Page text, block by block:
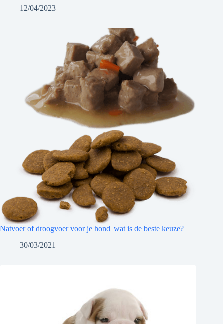
12/04/2023
Natvoer of droogvoer voor je hond, wat is de beste keuze?
30/03/2021